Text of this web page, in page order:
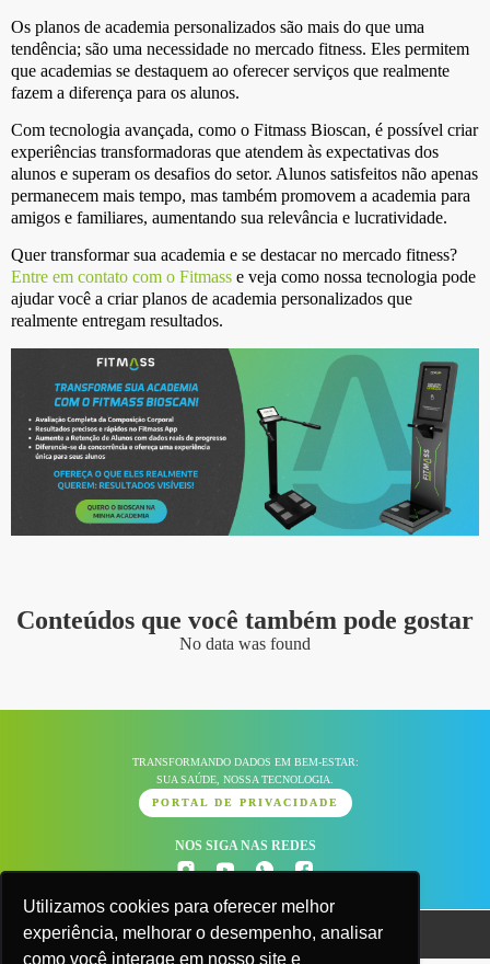
Utilizamos cookies para oferecer melhor
experiência, melhorar o desempenho, analisar
como você interage em nosso site e
Os planos de academia personalizados são mais do que uma
tendência; são uma necessidade no mercado fitness. Eles permitem
que academias se destaquem ao oferecer serviços que realmente
fazem a diferença para os alunos.
Com tecnologia avançada, como o Fitmass Bioscan, é possível criar
experiências transformadoras que atendem às expectativas dos
alunos e superam os desafios do setor. Alunos satisfeitos não apenas
permanecem mais tempo, mas também promovem a academia para
amigos e familiares, aumentando sua relevância e lucratividade.
Quer transformar sua academia e se destacar no mercado fitness?
Entre em contato com o Fitmass e veja como nossa tecnologia pode
ajudar você a criar planos de academia personalizados que
realmente entregam resultados.
Conteúdos que você também pode gostar
No data was found
TRANSFORMANDO DADOS EM BEM-ESTAR:
SUA SAÚDE, NOSSA TECNOLOGIA.
PORTAL DE PRIVACIDADE
NOS SIGA NAS REDES
Todos os direitos reservados Fitmass S/A © CNPJ
39.867.600/0001-97